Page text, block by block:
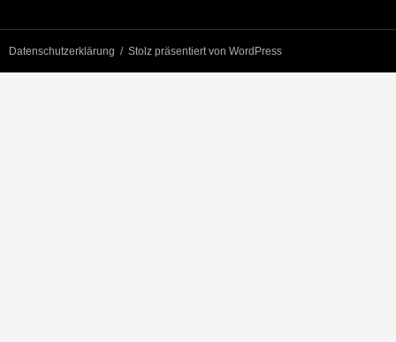
Datenschutzerklärung Stolz präsentiert von WordPress